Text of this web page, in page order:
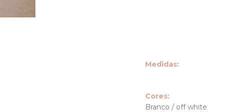
Medidas:
Cores:
Branco / off white